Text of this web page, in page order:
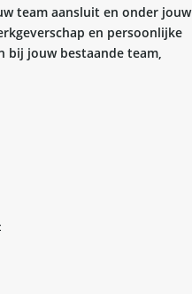
team aansluit en onder jouw
en persoonlijke
bij jouw bestaande team,